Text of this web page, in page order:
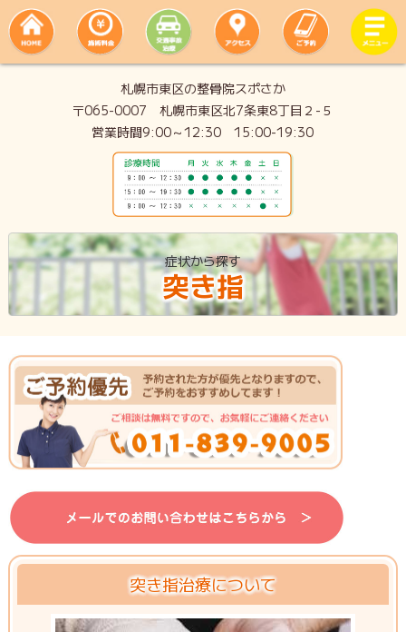
札幌市東区の整骨院スポさか
〒065-0007 札幌市東区北7条東8丁目２-５
営業時間9:00～12:30 15:00-19:30
症状から探す
突き指
突き指治療について